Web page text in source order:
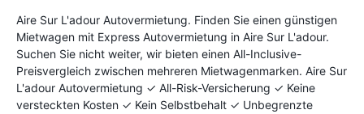
Aire Sur L'adour Autovermietung. Finden Sie einen günstigen
Mietwagen mit Express Autovermietung in Aire Sur L'adour.
Suchen Sie nicht weiter, wir bieten einen All-Inclusive-
Preisvergleich zwischen mehreren Mietwagenmarken. Aire Sur
L'adour Autovermietung ✓ All-Risk-Versicherung ✓ Keine
versteckten Kosten ✓ Kein Selbstbehalt ✓ Unbegrenzte